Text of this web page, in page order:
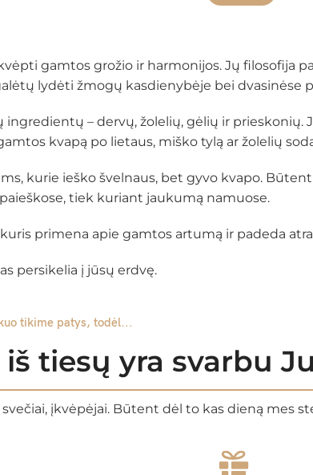
gamtos grožio ir harmonijos. Jų filosofija
lydėti žmogų kasdienybėje bei dvasinėse
ingredientų – dervų, žolelių, gėlių ir prieskonių.
kvapą po lietaus, miško tylą ar žolelių
kurie ieško švelnaus, bet gyvo kvapo.
tiek kuriant jaukumą namuose.
primena apie gamtos artumą ir padeda
persikelia į jūsų erdvę.
tikime patys, todėl...
tiesų yra svarbu
įkvėpėjai. Būtent dėl to kas dieną mes